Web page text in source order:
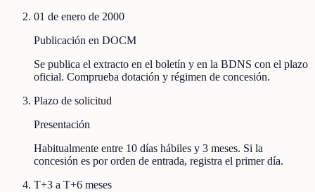
01 de enero de 2000
Publicación en DOCM
Se publica el extracto en el boletín y en la BDNS con el plazo
oficial. Comprueba dotación y régimen de concesión.
Plazo de solicitud
Presentación
Habitualmente entre 10 días hábiles y 3 meses. Si la
concesión es por orden de entrada, registra el primer día.
T+3 a T+6 meses